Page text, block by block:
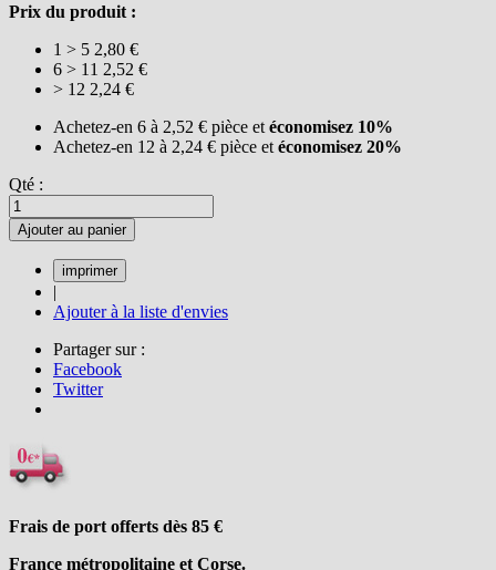
Prix du produit :
1 > 5 2,80 €
6 > 11 2,52 €
> 12 2,24 €
Achetez-en 6 à 2,52 € pièce et économisez 10%
Achetez-en 12 à 2,24 € pièce et économisez 20%
Qté :
Ajouter au panier
|
Ajouter à la liste d'envies
Partager sur :
Facebook
Twitter
Frais de port offerts dès 85 €
France métropolitaine et Corse.